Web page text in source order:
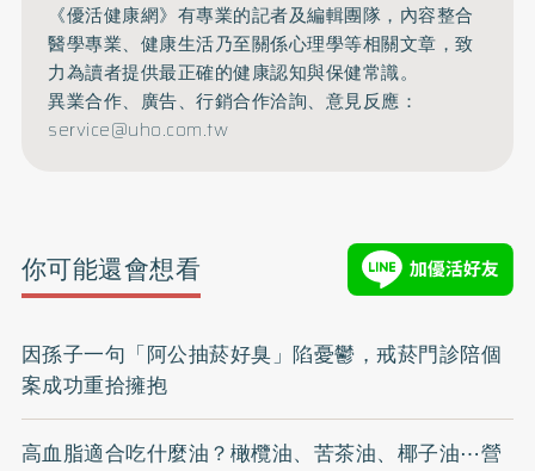
《優活健康網》有專業的記者及編輯團隊，內容整合
醫學專業、健康生活乃至關係心理學等相關文章，致
力為讀者提供最正確的健康認知與保健常識。
異業合作、廣告、行銷合作洽詢、意見反應：
service@uho.com.tw
你可能還會想看
因孫子一句「阿公抽菸好臭」陷憂鬱，戒菸門診陪個
案成功重拾擁抱
高血脂適合吃什麼油？橄欖油、苦茶油、椰子油⋯營